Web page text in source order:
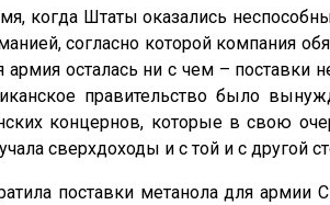
когда Штаты оказались
согласно которой компания
осталась ни с чем –
правительство было
концернов, которые в свою
сверхдоходы и с той и с другой
поставки метанола для